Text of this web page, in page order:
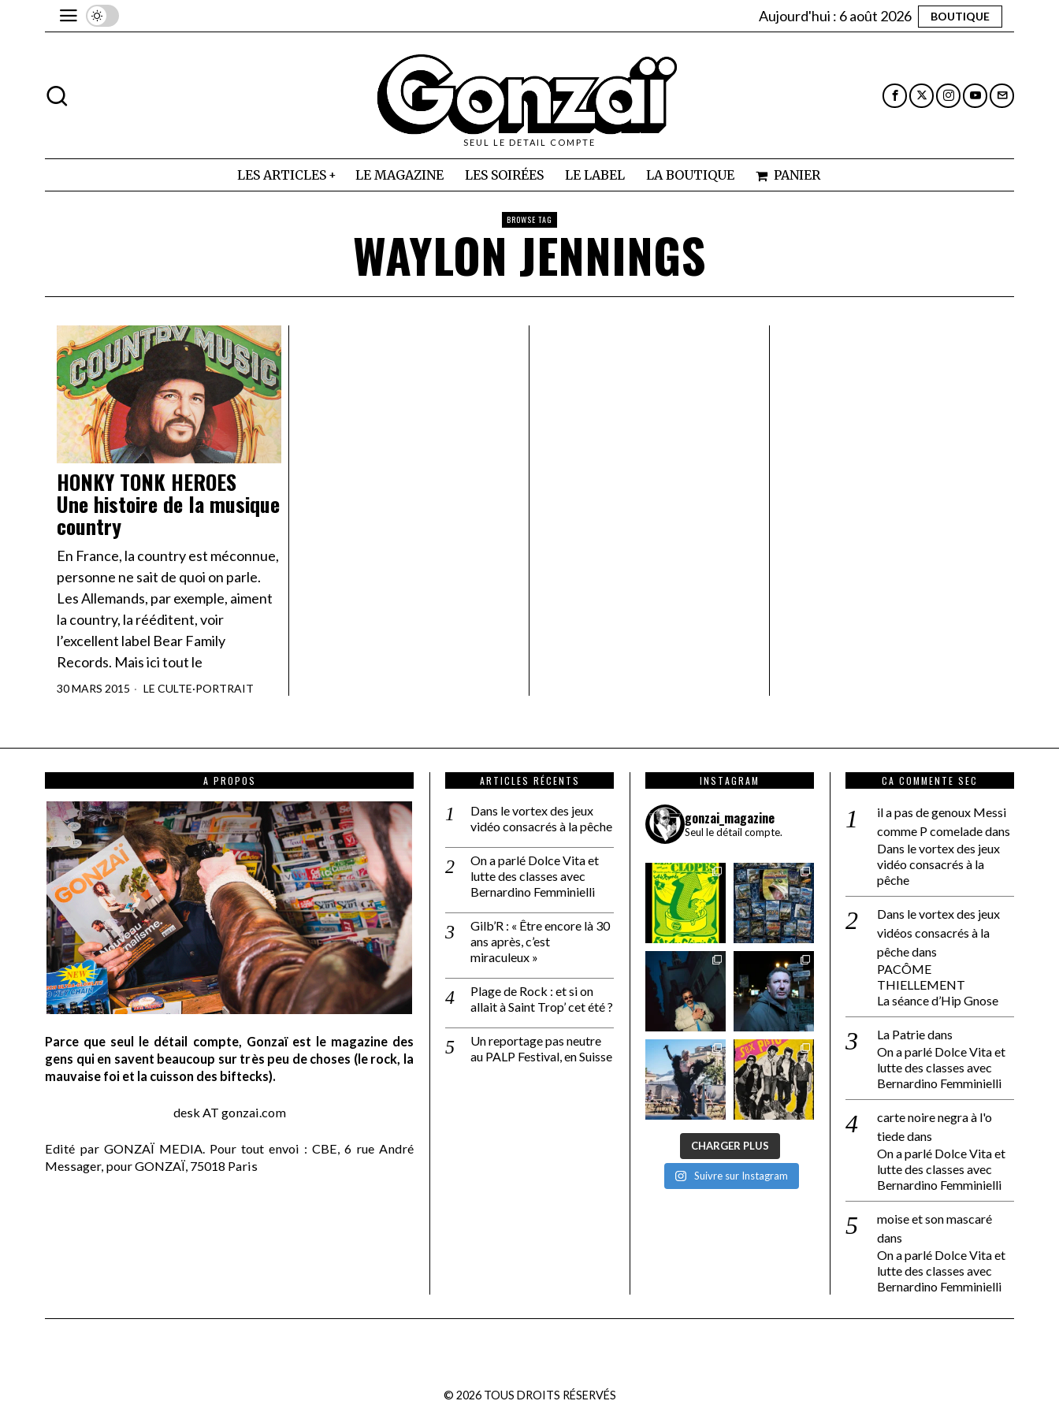
Aujourd'hui : 6 août 2026 BOUTIQUE
SEUL LE DETAIL COMPTE
LES ARTICLES LE MAGAZINE LES SOIRÉES LE LABEL LA BOUTIQUE PANIER
BROWSE TAG
WAYLON JENNINGS
HONKY TONK HEROES
Une histoire de la musique
country
En France, la country est méconnue,
personne ne sait de quoi on parle.
Les Allemands, par exemple, aiment
la country, la rééditent, voir
l’excellent label Bear Family
Records. Mais ici tout le
30 MARS 2015 LE CULTE·PORTRAIT
A PROPOS
Parce que seul le détail compte, Gonzaï est le magazine des
gens qui en savent beaucoup sur très peu de choses (le rock, la
mauvaise foi et la cuisson des biftecks).
desk AT gonzai.com
Edité par GONZAÏ MEDIA. Pour tout envoi : CBE, 6 rue André
Messager, pour GONZAÏ, 75018 Paris
ARTICLES RÉCENTS
Dans le vortex des jeux
vidéo consacrés à la pêche
On a parlé Dolce Vita et
lutte des classes avec
Bernardino Femminielli
Gilb’R : « Être encore là 30
ans après, c’est
miraculeux »
Plage de Rock : et si on
allait à Saint Trop’ cet été ?
Un reportage pas neutre
au PALP Festival, en Suisse
INSTAGRAM
gonzai_magazine
Seul le détail compte.
CHARGER PLUS
Suivre sur Instagram
CA COMMENTE SEC
il a pas de genoux Messi
comme P comeladedans
Dans le vortex des jeux
vidéo consacrés à la
pêche
Dans le vortex des jeux
vidéos consacrés à la
pêchedans
PACÔME
THIELLEMENT
La séance d’Hip Gnose
La Patriedans
On a parlé Dolce Vita et
lutte des classes avec
Bernardino Femminielli
carte noire negra à l'o
tiededans
On a parlé Dolce Vita et
lutte des classes avec
Bernardino Femminielli
moise et son mascaré
dans
On a parlé Dolce Vita et
lutte des classes avec
Bernardino Femminielli
© 2026TOUS DROITS RÉSERVÉS